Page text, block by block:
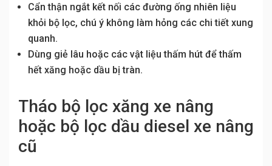
Cẩn thận ngắt kết nối các đường ống nhiên liệu
khỏi bộ lọc, chú ý không làm hỏng các chi tiết xung
quanh.
Dùng giẻ lâu hoặc các vật liệu thấm hút để thấm
hết xăng hoặc dầu bị tràn.
Tháo bộ lọc xăng xe nâng
hoặc bộ lọc dầu diesel xe nâng
cũ